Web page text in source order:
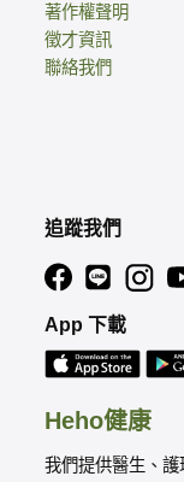
Heho健康
我們提供醫生、
著作權聲明
徵才資訊
聯絡我們
追蹤我們
App 下載